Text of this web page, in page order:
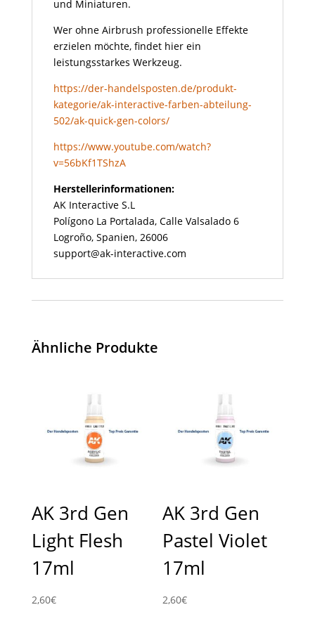
und Miniaturen.
Wer ohne Airbrush professionelle Effekte
erzielen möchte, findet hier ein
leistungsstarkes Werkzeug.
https://der-handelsposten.de/produkt-
kategorie/ak-interactive-farben-abteilung-
502/ak-quick-gen-colors/
https://www.youtube.com/watch?
v=56bKf1TShzA
Herstellerinformationen:
AK Interactive S.L
Polígono La Portalada, Calle Valsalado 6
Logroño, Spanien, 26006
support@ak-interactive.com
Ähnliche Produkte
AK 3rd Gen
Light Flesh
17ml
2,60€
AK 3rd Gen
Pastel Violet
17ml
2,60€